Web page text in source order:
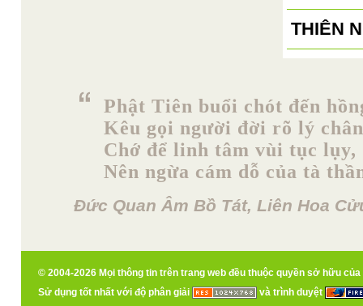
THIÊN
Phật Tiên buổi chót đến
Kêu gọi người đời rõ lý
Chớ để linh tâm vùi tục lụy,
Nên ngừa cám dỗ của tà
Đức Quan Âm Bồ Tát, Liên Hoa
© 2004-2026 Mọi thông tin trên trang web đều thuộc quyền sở hữu của
Sử dụng tốt nhất với độ phân giải
và trình duyệt